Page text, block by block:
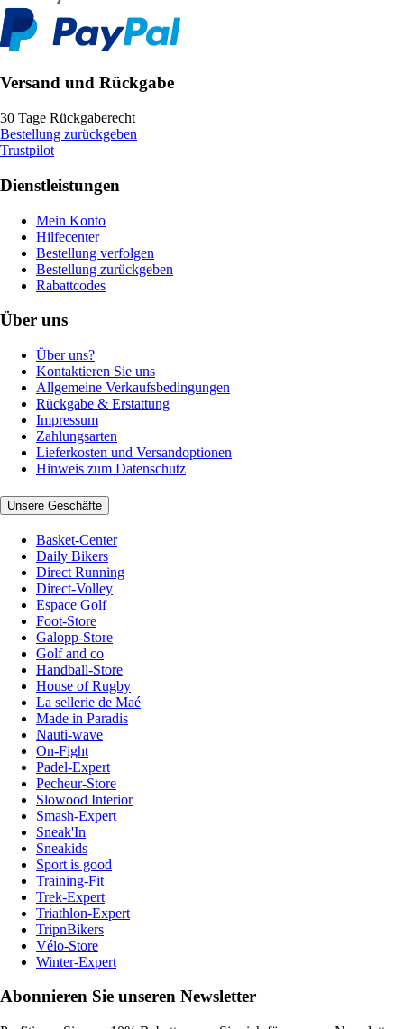
Versand und Rückgabe
30 Tage Rückgaberecht
Bestellung zurückgeben
Trustpilot
Dienstleistungen
Mein Konto
Hilfecenter
Bestellung verfolgen
Bestellung zurückgeben
Rabattcodes
Über uns
Über uns?
Kontaktieren Sie uns
Allgemeine Verkaufsbedingungen
Rückgabe & Erstattung
Impressum
Zahlungsarten
Lieferkosten und Versandoptionen
Hinweis zum Datenschutz
Unsere Geschäfte
Basket-Center
Daily Bikers
Direct Running
Direct-Volley
Espace Golf
Foot-Store
Galopp-Store
Golf and co
Handball-Store
House of Rugby
La sellerie de Maé
Made in Paradis
Nauti-wave
On-Fight
Padel-Expert
Pecheur-Store
Slowood Interior
Smash-Expert
Sneak'In
Sneakids
Sport is good
Training-Fit
Trek-Expert
Triathlon-Expert
TripnBikers
Vélo-Store
Winter-Expert
Abonnieren Sie unseren Newsletter